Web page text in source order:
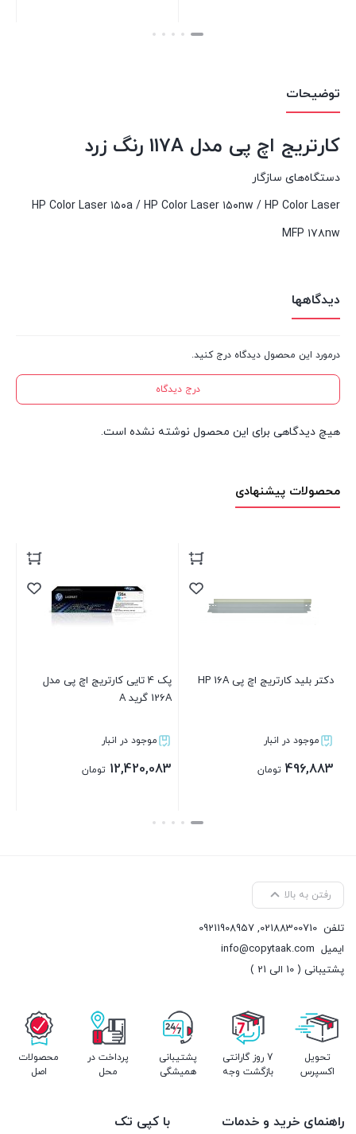
توضیحات
کارتریج اچ پی مدل 117A رنگ زرد
دستگاه‌های سازگار
HP Color Laser ۱۵۰a / HP Color Laser ۱۵۰nw / HP Color Laser
MFP ۱۷۸nw
دیدگاهها
درمورد این محصول دیدگاه درج کنید.
درج دیدگاه
هیچ دیدگاهی برای این محصول نوشته نشده است.
محصولات پیشنهادی
پک 4 تایی کارتریج اچ پی مدل
موجود در انبار
12,420,083
کارتریج درام مشکی Canon 049
موجود در انبار
2,773,883
رفتن به بالا
تلفن 02188300710
,
09211908957
ایمیل info@copytaak.com
پشتیبانی ( 10 الی 21 )
تحویل
اکسپرس
7 روز گارانتی
بازگشت وجه
پشتیبانی
همیشگی
پرداخت در
محل
محصولات
اصل
راهنمای خرید و خدمات
با کپی تک